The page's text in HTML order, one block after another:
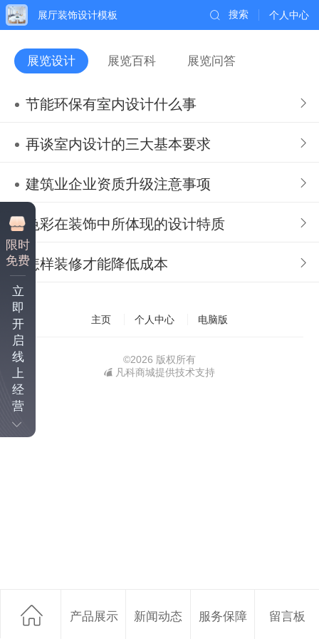
展厅装饰设计模板 个人中心
搜索
展览设计 展览百科 展览问答
节能环保有室内设计什么事
再谈室内设计的三大基本要求
建筑业企业资质升级注意事项
色彩在装饰中所体现的设计特质
怎样装修才能降低成本
主页 个人中心 电脑版
©2026 版权所有
凡科商城提供技术支持
产品展示 新闻动态 服务保障 留言板
限时
免费
立
即
开
启
线
上
经
营